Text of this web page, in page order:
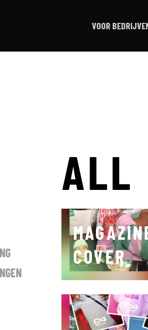
VOOR
ALL
COVER